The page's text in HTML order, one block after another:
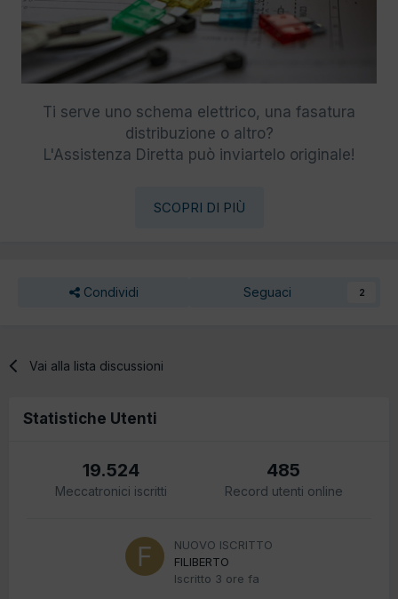
Ti serve uno schema elettrico, una fasatura
distribuzione o altro?
L'Assistenza Diretta può inviartelo originale!
SCOPRI DI PIÙ
Condividi Seguaci 2
Vai alla lista discussioni
Statistiche Utenti
19.524
Meccatronici iscritti
485
Record utenti online
NUOVO ISCRITTO
FILIBERTO
Iscritto 3 ore fa